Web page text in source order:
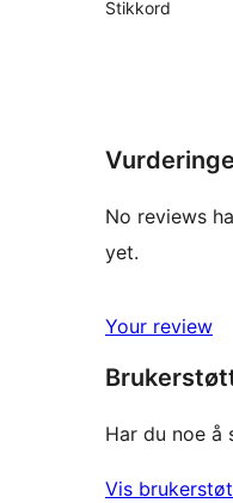
Stikkord
No reviews
yet.
Your review
Har du noe å
Vis